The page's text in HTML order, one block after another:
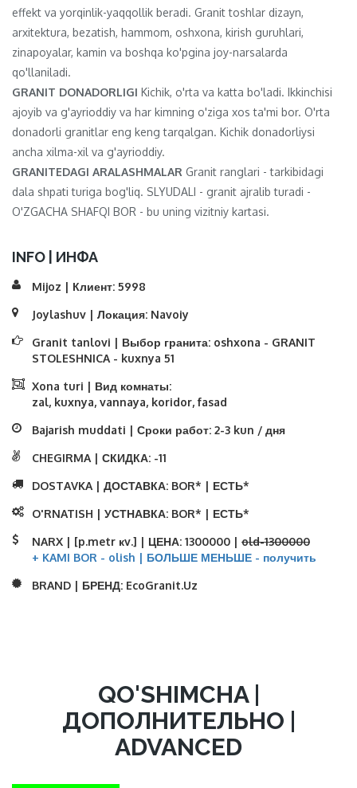
effekt va yorqinlik-yaqqollik beradi. Granit toshlar dizayn,
arxitektura, bezatish, hammom, oshxona, kirish guruhlari,
zinapoyalar, kamin va boshqa ko'pgina joy-narsalarda
qo'llaniladi.
GRANIT DONADORLIGI Kichik, o'rta va katta bo'ladi. Ikkinchisi
ajoyib va ​​g'ayrioddiy va har kimning o'ziga xos ta'mi bor. O'rta
donadorli granitlar eng keng tarqalgan. Kichik donadorliysi
ancha xilma-xil va g'ayrioddiy.
GRANITEDAGI ARALASHMALAR Granit ranglari - tarkibidagi
dala shpati turiga bog'liq. SLYUDALI - granit ajralib turadi -
O'ZGACHA SHAFQI BOR - bu uning vizitniy kartasi.
INFO | ИНФА
Mijoz | Клиент: 5998
Joylashuv | Локация: Navoiy
Granit tanlovi | Выбор гранита: oshxona - GRANIT
STOLESHNICA - kuxnya 51
Xona turi | Вид комнаты:
zal, kuxnya, vannaya, koridor, fasad
Bajarish muddati | Сроки работ: 2-3 kun / дня
CHEGIRMA | СКИДКА: -11
DOSTAVKA | ДОСТАВКА: BOR* | ЕСТЬ*
O'RNATISH | УСТНАВКА: BOR* | ЕСТЬ*
NARX | [p.metr кv.] | ЦЕНА: 1300000 | old-1300000
+ KAMI BOR - olish | БОЛЬШЕ МЕНЬШЕ - получить
BRAND | БРЕНД: EcoGranit.Uz
QO'SHIMCHA |
ДОПОЛНИТЕЛЬНО |
ADVANCED